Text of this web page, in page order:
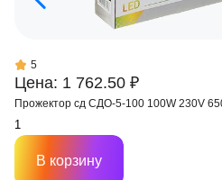
Цена: 1 762.50 ₽
5
Прожектор сд СДО-5-100 100W 230V
В корзину